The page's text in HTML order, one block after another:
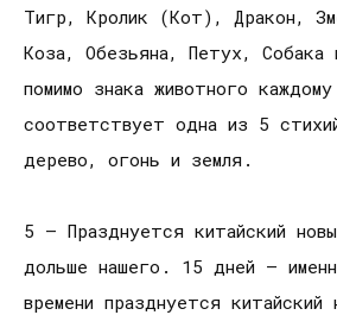
Тигр, Кролик (Кот), Дракон,
Коза, Обезьяна, Петух, Собака
помимо знака животного
соответствует одна из 5
дерево, огонь и земля.
5 — Празднуется китайский
дольше нашего. 15 дней —
времени празднуется